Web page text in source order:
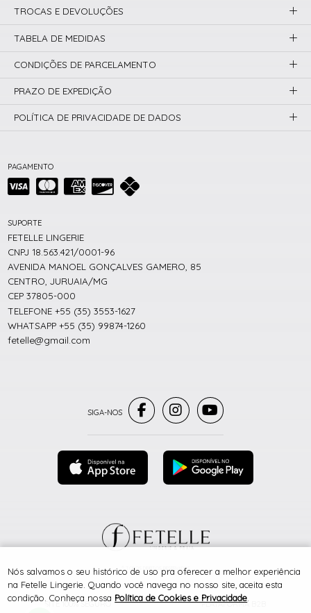
PAGAMENTO
SITE 100% SEGURO PLATAFORMA B2B
SUPORTE
FETELLE LINGERIE
CNPJ 18.563.421/0001-96
AVENIDA MANOEL GONÇALVES GAMERO, 85
CENTRO, JURUAIA/MG
CEP 37805-000
TELEFONE +55 (35) 3553-1627
WHATSAPP +55 (35) 99874-1260
fetelle@gmail.com
TROCAS E DEVOLUÇÕES
TABELA DE MEDIDAS
CONDIÇÕES DE PARCELAMENTO
PRAZO DE EXPEDIÇÃO
POLÍTICA DE PRIVACIDADE DE DADOS
® TODOS DIREITOS RESERVADOS
Nós salvamos o seu histórico de uso pra oferecer a melhor experiência
na Fetelle Lingerie. Quando você navega no nosso site, aceita esta
condição. Conheça nossa Política de Cookies e Privacidade